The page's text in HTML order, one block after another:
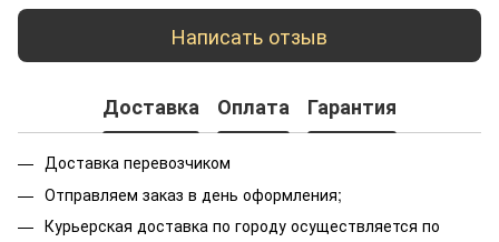
Написать отзыв
Доставка Оплата Гарантия
Доставка перевозчиком
Отправляем заказ в день оформления;
Курьерская доставка по городу осуществляется по